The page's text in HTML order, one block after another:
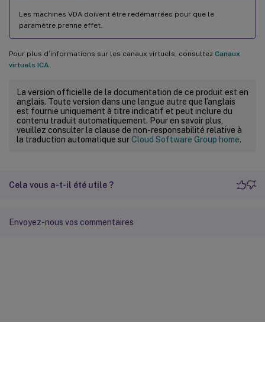
Les machines VDA doivent être redémarrées pour que le
paramètre prenne effet.
Pour plus d’informations sur les canaux virtuels, consultez Canaux
virtuels ICA
La version officielle de la documentation de ce produit est en
anglais. Toute version dans une langue autre que l’anglais
est fournie uniquement à titre indicatif et peut inclure du
contenu traduit automatiquement. Pour en savoir plus,
veuillez consulter la clause de non-responsabilité relative à
la traduction automatique surCloud Software Group home.
Cela vous a-t-il été utile ?
Envoyez-nous vos commentaires